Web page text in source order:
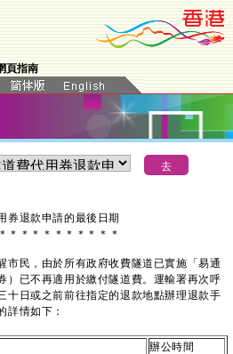
頁指南
券退款申請的最後日期
＊ ＊ ＊ ＊ ＊ ＊ ＊ ＊ ＊ ＊ ＊
民，由於所有政府收費隧道已實施「易通
）已不再適用於繳付隧道費。運輸署再次呼
十日或之前前往指定的退款地點辦理退款手
詳情如下：
辦公時間